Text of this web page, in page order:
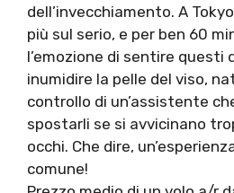
dell’invecchiamento. A
più sul serio, e per ben 60
l’emozione di sentire questi
inumidire la pelle del viso,
controllo di un’assistente
spostarli se si avvicinano
occhi. Che dire,
comune!